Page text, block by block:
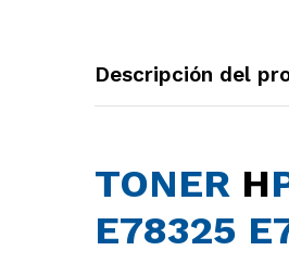
Descripción del
TONER H
E78325